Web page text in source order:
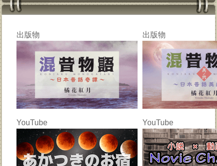
出版物 出版物
YouTube YouTube